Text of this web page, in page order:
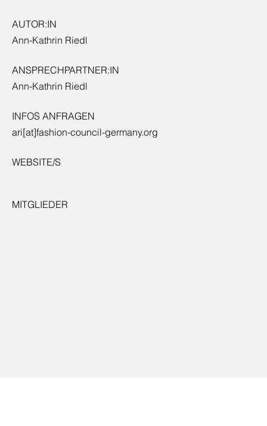
AUTOR:IN
Ann-Kathrin Riedl
ANSPRECHPARTNER:IN
Ann-Kathrin Riedl
INFOS ANFRAGEN
ari[at]fashion-council-germany.org
WEBSITE/S
MITGLIEDER